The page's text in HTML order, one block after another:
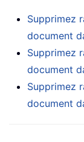
Supprimez
document
Supprimez
document
Supprimez
document